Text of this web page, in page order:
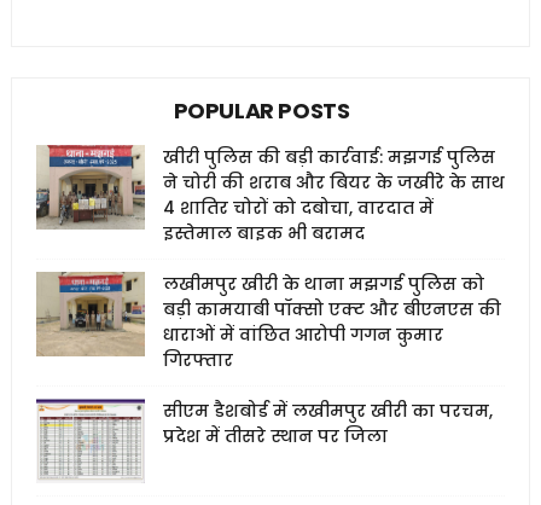
POPULAR POSTS
खीरी पुलिस की बड़ी कार्रवाई: मझगई पुलिस
ने चोरी की शराब और बियर के जखीरे के साथ
4 शातिर चोरों को दबोचा, वारदात में
इस्तेमाल बाइक भी बरामद
लखीमपुर खीरी के थाना मझगई पुलिस को
बड़ी कामयाबी पॉक्सो एक्ट और बीएनएस की
धाराओं में वांछित आरोपी गगन कुमार
गिरफ्तार
सीएम डैशबोर्ड में लखीमपुर खीरी का परचम,
प्रदेश में तीसरे स्थान पर जिला